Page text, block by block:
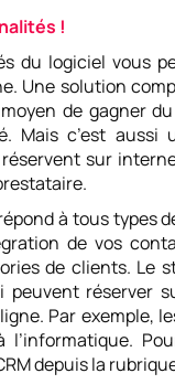
!
du logiciel vous
Une solution
de gagner
Mais c’est
sur
à tous types
de vos
de clients. Le
réserver
Par exemple,
l’informatique.
depuis la